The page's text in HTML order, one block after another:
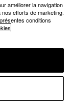
améliorer la navigation
efforts de marketing.
conditions